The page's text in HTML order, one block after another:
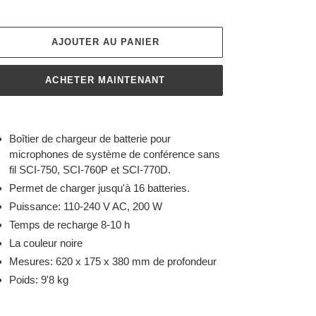
AJOUTER AU PANIER
ACHETER MAINTENANT
Boîtier de chargeur de batterie pour
microphones de système de conférence sans
fil SCI-750, SCI-760P et SCI-770D.
Permet de charger jusqu'à 16 batteries.
Puissance: 110-240 V AC, 200 W
Temps de recharge 8-10 h
La couleur noire
Mesures: 620 x 175 x 380 mm de profondeur
Poids: 9'8 kg